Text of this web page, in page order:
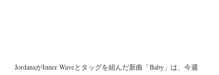
JordanaがInner Waveとタッグを組んだ新曲「Baby」は、今週